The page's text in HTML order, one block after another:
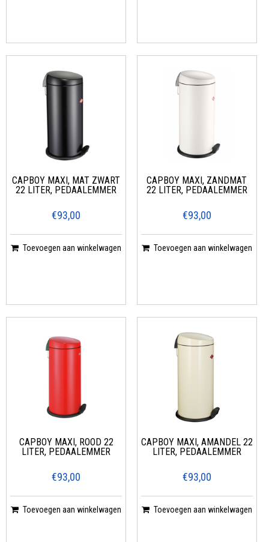
CAPBOY MAXI, MAT ZWART
22 LITER, PEDAALEMMER
€93,00
Toevoegen aan winkelwagen
CAPBOY MAXI, ZANDMAT
22 LITER, PEDAALEMMER
€93,00
Toevoegen aan winkelwagen
CAPBOY MAXI, ROOD 22
LITER, PEDAALEMMER
€93,00
Toevoegen aan winkelwagen
CAPBOY MAXI, AMANDEL 22
LITER, PEDAALEMMER
€93,00
Toevoegen aan winkelwagen